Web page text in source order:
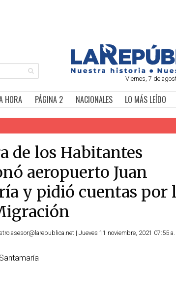
Viernes, 7 de
HORA PÁGINA 2 NACIONALES LO MÁS LEÍDO
de los Habitantes
aeropuerto Juan
y pidió cuentas por
| Jueves 11 noviembre, 2021 07:55 a.